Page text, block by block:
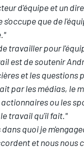
d'équipe et un
que de
travailler pour
est de soutenir
et les questions
par les médias, le
ou les
travail qu'il fait."
dans quoi je
et nous nous